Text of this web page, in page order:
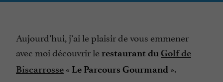
Aujourd’hui, j’ai le plaisir de vous emmener
avec moi découvrir le restaurant du Golf de
Biscarrosse « Le Parcours Gourmand ».